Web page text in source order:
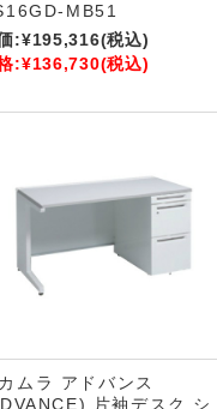
MB51
:¥195,316(税込)
:¥136,730(税込)
ムラ アドバンス
片袖デスク シ